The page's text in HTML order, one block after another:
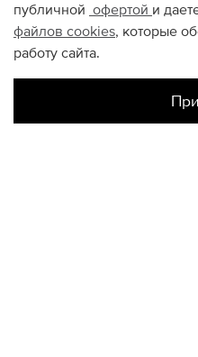
публичной офертой и
файлов cookies, которые
работу сайта.